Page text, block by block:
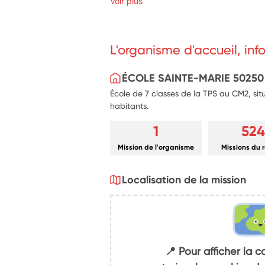
(cour, cantine) et accompagner la
Ouverture et lien : proposer des
midi et faciliter le lien de confiance
L'organisme d'accueil,
ÉCOLE SAINTE-MARIE 50250
École de 7 classes de la TPS au CM2,
habitants.
1
Mission de l'organisme
524
Missions du
Localisation de la mission
📍 Pour afficher la